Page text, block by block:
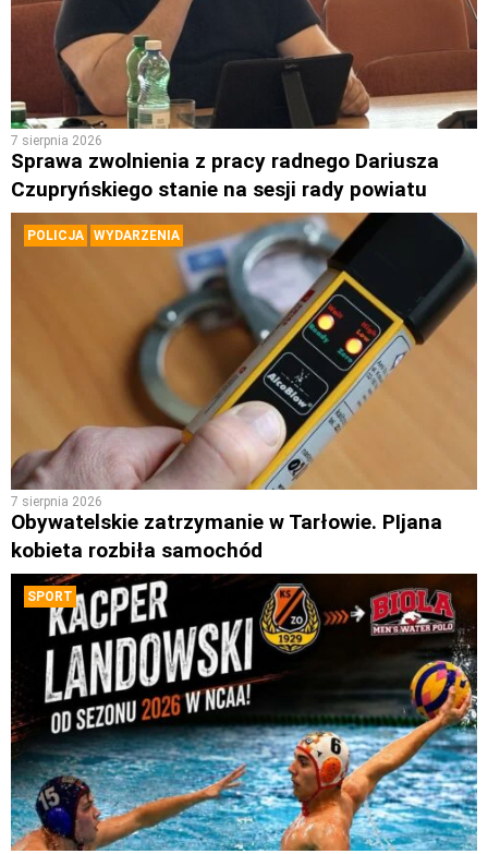
7 sierpnia 2026
Sprawa zwolnienia z pracy radnego Dariusza
Czupryńskiego stanie na sesji rady powiatu
POLICJA WYDARZENIA
7 sierpnia 2026
Obywatelskie zatrzymanie w Tarłowie. PIjana
kobieta rozbiła samochód
SPORT